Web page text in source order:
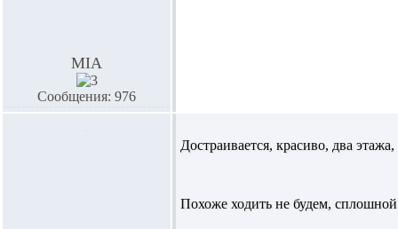
MIA
Сообщения: 976
Достраивается, красиво, два
Похоже ходить не будем, сплошной